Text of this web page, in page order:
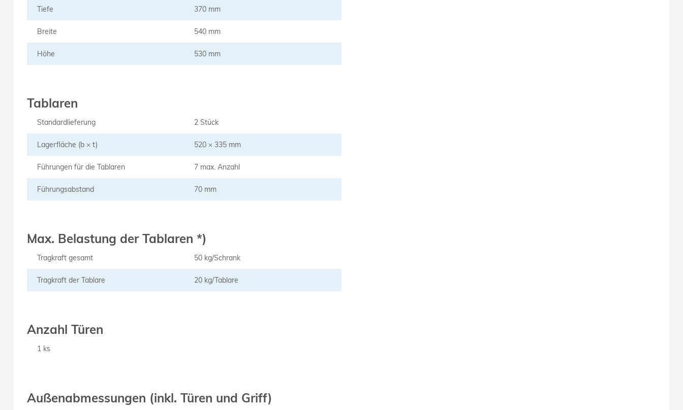
Tiefe 370 mm
Breite 540 mm
Höhe 530 mm
Tablaren
Standardlieferung 2 Stück
Lagerfläche (b × t) 520 × 335 mm
Führungen für die Tablaren 7 max. Anzahl
Führungsabstand 70 mm
Max. Belastung der Tablaren *)
Tragkraft gesamt 50 kg/Schrank
Tragkraft der Tablare 20 kg/Tablare
Anzahl Türen
1 ks
Außenabmessungen (inkl. Türen und Griff)